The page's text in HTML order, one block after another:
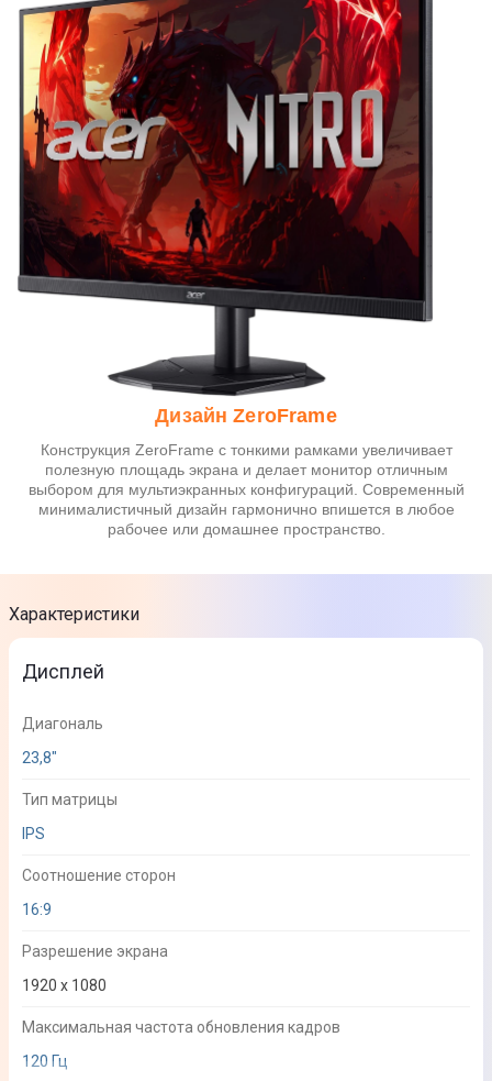
Дизайн ZeroFrame
Конструкция ZeroFrame с тонкими рамками увеличивает
полезную площадь экрана и делает монитор отличным
выбором для мультиэкранных конфигураций. Современный
минималистичный дизайн гармонично впишется в любое
рабочее или домашнее пространство.
Характеристики
Дисплей
Диагональ
23,8"
Тип матрицы
IPS
Соотношение сторон
16:9
Разрешение экрана
1920 x 1080
Максимальная частота обновления кадров
120 Гц